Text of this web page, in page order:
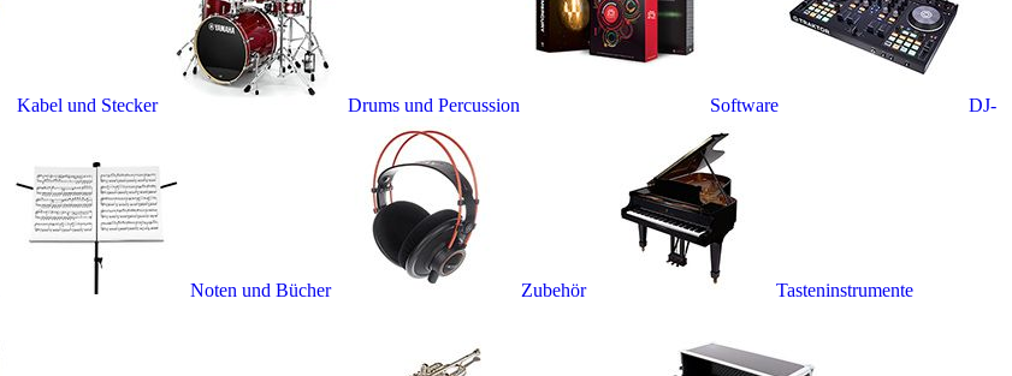
Kabel und Stecker Drums und Percussion Software DJ-
Noten und Bücher Zubehör Tasteninstrumente